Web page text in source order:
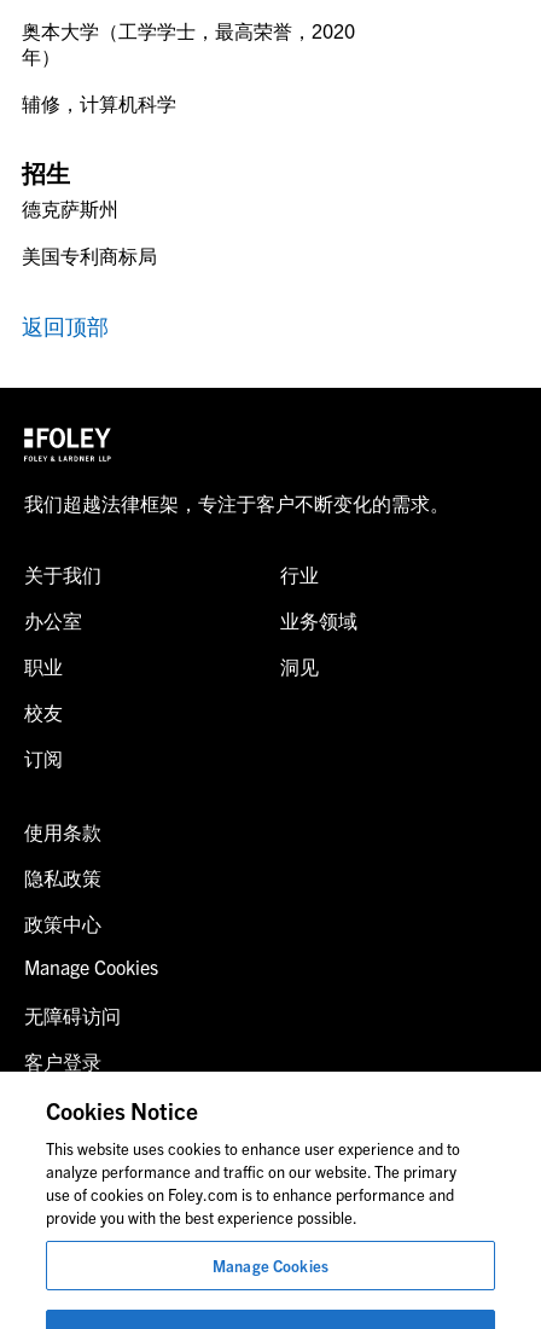
奥本大学（工学学士，最高荣誉，2020
年）
辅修，计算机科学
招生
德克萨斯州
美国专利商标局
返回顶部
我们超越法律框架，专注于客户不断变化的需求。
关于我们
办公室
职业
校友
订阅
行业
业务领域
洞见
使用条款
隐私政策
政策中心
Manage Cookies
无障碍访问
客户登录
诈骗预警
联系我们
© 2026 福里尔·拉德纳律师事务所
律师广告
Cookies Notice
This website uses cookies to enhance user experience and to
analyze performance and traffic on our website. The primary
use of cookies on Foley.com is to enhance performance and
provide you with the best experience possible.
Manage Cookies